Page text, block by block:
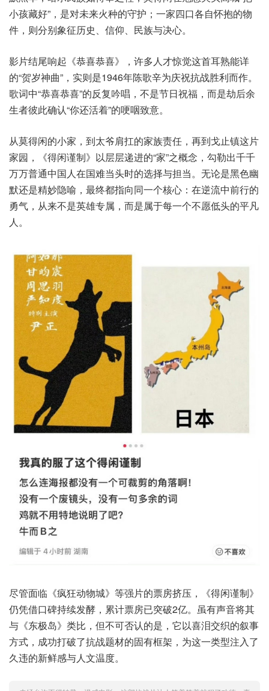
小孩藏好”，是对未来火种的守护；一家四口各自怀抱的物
件，则分别象征历史、信仰、民族与决心。
影片结尾响起《恭喜恭喜》，许多人才惊觉这首耳熟能详
的“贺岁神曲”，实则是1946年陈歌辛为庆祝抗战胜利而作。
歌词中“恭喜恭喜”的反复吟唱，不是节日祝福，而是劫后余
生者彼此确认“你还活着”的哽咽致意。
从莫得闲的小家，到太爷肩扛的家族责任，再到戈止镇这片
家园，《得闲谨制》以层层递进的“家”之概念，勾勒出千千
万万普通中国人在国难当头时的选择与担当。无论是黑色幽
默还是精妙隐喻，最终都指向同一个核心：在逆流中前行的
勇气，从来不是英雄专属，而是属于每一个不愿低头的平凡
人。
尽管面临《疯狂动物城》等强片的票房挤压，《得闲谨制》
仍凭借口碑持续发酵，累计票房已突破2亿。虽有声音将其
与《东极岛》类比，但不可否认的是，它以喜泪交织的叙事
方式，成功打破了抗战题材的固有框架，为这一类型注入了
久违的新鲜感与人文温度。